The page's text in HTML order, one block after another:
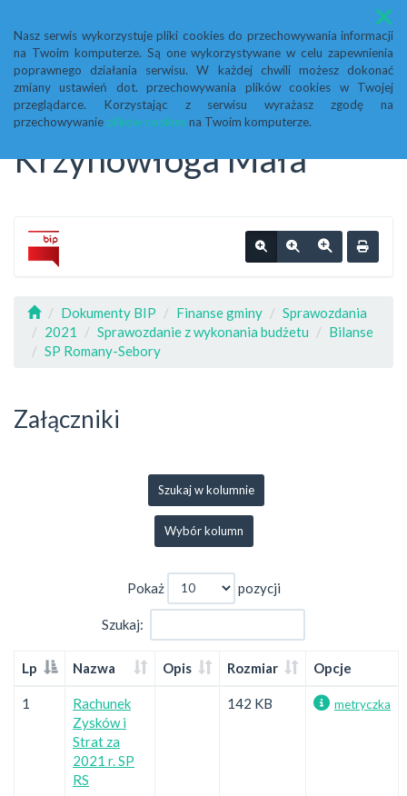
Nasz serwis wykorzystuje pliki cookies do przechowywania informacji
na Twoim komputerze. Są one wykorzystywane w celu zapewnienia
poprawnego działania serwisu. W każdej chwili możesz dokonać
zmiany ustawień dot. przechowywania plików cookies w Twojej
przeglądarce. Korzystając z serwisu wyrażasz zgodę na
przechowywanie plików cookiesna Twoim komputerze.
Menu
Biuletyn Informacji
Publicznej Urząd Gminy
Krzynowłoga Mała
Dokumenty BIP Finanse gminy
Sprawozdania
2021
Sprawozdanie z wykonania budżetu
Bilanse
SP Romany-Sebory
Załączniki
Szukaj w kolumnie
Wybór kolumn
Pokaż pozycji
Szukaj:
Lp Nazwa Opis Rozmiar Opcje
1
Rachunek
Zysków i
Strat za
2021 r. SP
RS
142 KB metryczka